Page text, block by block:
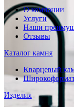
О компании
Услуги
Наши
Отзывы
Каталог камня
Кварцевый
Изделия